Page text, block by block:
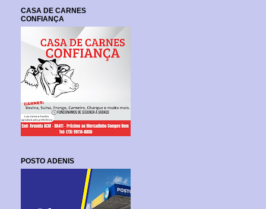
CASA DE CARNES
CONFIANÇA
POSTO ADENIS